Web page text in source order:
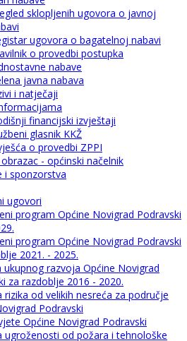
sklopljenih ugovora o javnoj
ugovora o bagatelnoj nabavi
o provedbi postupka
nabave
javna nabava
i natječaji
financijski izvještaji
glasnik KKŽ
o provedbi ZPPI
obrazac - općinski načelnik
i sponzorstva
ugovori
program Općine Novigrad Podravski
program Općine Novigrad Podravski
2021. - 2025.
ukupnog razvoja Općine Novigrad
za razdoblje 2016 - 2020.
rizika od velikih nesreća za područje
Podravski
Općine Novigrad Podravski
ugroženosti od požara i tehnološke